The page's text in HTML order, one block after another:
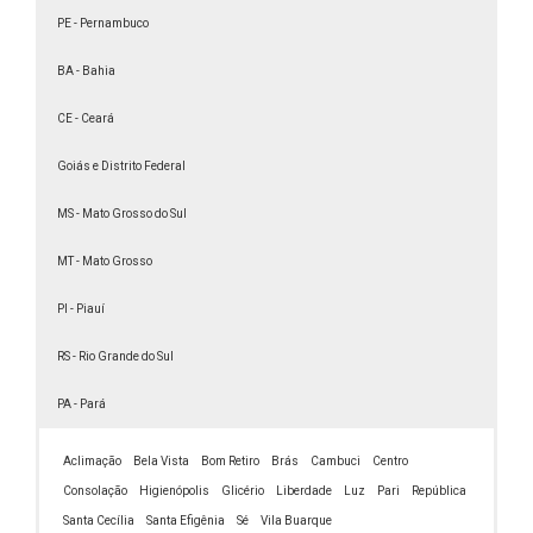
Faculdade a distância de Estética
Faculdade a distância de História
Faculdade a distância de Matemática
Faculdade a distância de Pedagogia reconhecida
Faculdade a distância de Pedagogia
Faculdade a distância de tecnologia
Faculdade à distância Educação Física
PE - Pernambuco
BA - Bahia
CE - Ceará
Goiás e Distrito Federal
MS - Mato Grosso do Sul
MT - Mato Grosso
PI - Piauí
RS - Rio Grande do Sul
PA - Pará
Aclimação Bela Vista Bom Retiro Brás Cambuci Centro
Consolação Higienópolis Glicério Liberdade Luz Pari República
Santa Cecília Santa Efigênia Sé Vila Buarque